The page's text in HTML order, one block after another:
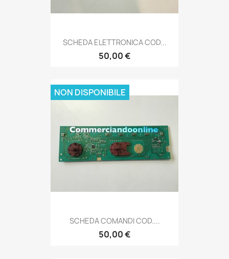
SCHEDA ELETTRONICA COD...
50,00 €
SCHEDA COMANDI COD....
50,00 €
NON DISPONIBILE